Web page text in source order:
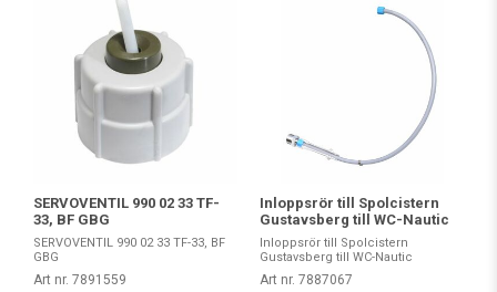
SERVOVENTIL 990 02 33 TF-
33, BF GBG
SERVOVENTIL 990 02 33 TF-33, BF
GBG
Art nr. 7891559
Inloppsrör till Spolcistern
Gustavsberg till WC-Nautic
Inloppsrör till Spolcistern
Gustavsberg till WC-Nautic
Art nr. 7887067